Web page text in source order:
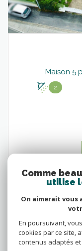
2
Comme
utilise
On aimerait vous
En poursuivant,
cookies par ce site,
contenus adaptés